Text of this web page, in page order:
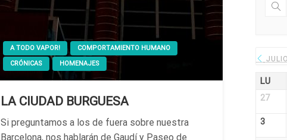
A TODO VAPOR!
COMPORTAMIENTO HUMANO
CRÓNICAS
HOMENAJES
LA CIUDAD BURGUESA
Si preguntamos a los de fuera sobre nuestra
Barcelona, nos hablarán de Gaudí y Paseo de
JULIO
LU
27
3